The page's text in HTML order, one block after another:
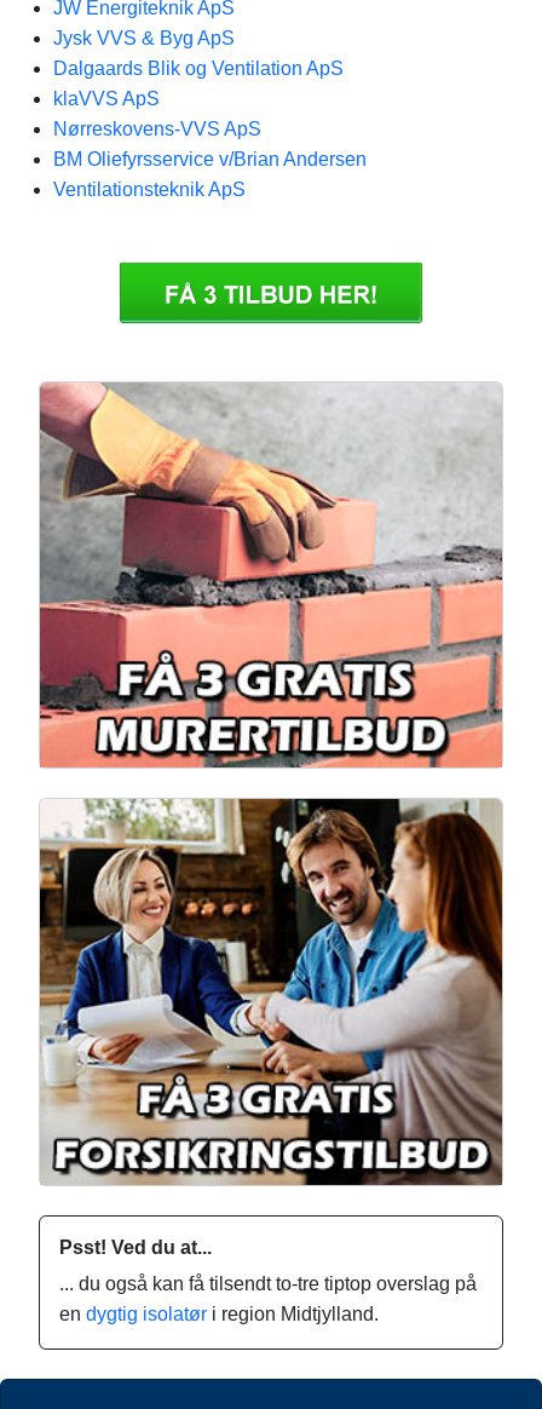
JW Energiteknik ApS
Jysk VVS & Byg ApS
Dalgaards Blik og Ventilation ApS
klaVVS ApS
Nørreskovens-VVS ApS
BM Oliefyrsservice v/Brian Andersen
Ventilationsteknik ApS
Psst! Ved du at...
... du også kan få tilsendt to-tre tiptop overslag på
en dygtig isolatør i region Midtjylland.